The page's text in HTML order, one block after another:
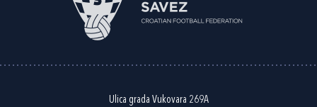
Ulica grada Vukovara 269A